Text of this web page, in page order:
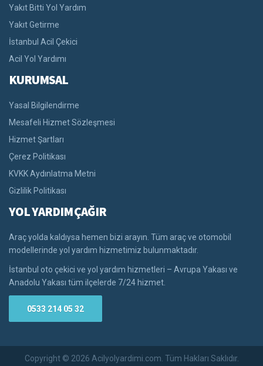
Yakıt Bitti Yol Yardım
Yakıt Getirme
İstanbul Acil Çekici
Acil Yol Yardımı
KURUMSAL
Yasal Bilgilendirme
Mesafeli Hizmet Sözleşmesi
Hizmet Şartları
Çerez Politikası
KVKK Aydınlatma Metni
Gizlilik Politikası
YOL YARDIM ÇAĞIR
Araç yolda kaldıysa hemen bizi arayın. Tüm araç ve otomobil
modellerinde yol yardım hizmetimiz bulunmaktadır.
İstanbul oto çekici ve yol yardım hizmetleri – Avrupa Yakası ve
Anadolu Yakası tüm ilçelerde 7/24 hizmet.
0533 214 05 32
Copyright © 2026 Acilyolyardimi.com. Tüm Hakları Saklıdır.